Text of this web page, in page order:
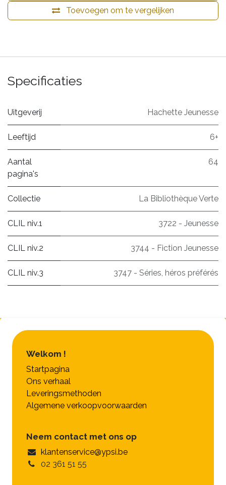
Toevoegen om te vergelijken
Specificaties
Uitgeverij Hachette Jeunesse
Leeftijd 6+
Aantal
pagina's
64
Collectie La Bibliothèque Verte
CLIL niv.1 3722 - Jeunesse
CLIL niv.2 3744 - Fiction Jeunesse
CLIL niv.3 3747 - Séries, héros préférés
Welkom !
Startpagina
Ons verhaal
Leveringsmethoden
Algemene verkoopvoorwaarden
Neem contact met ons op
klantenservice@ypsi.be
02 361 51 55